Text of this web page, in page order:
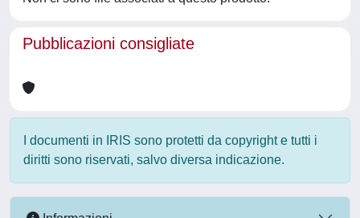
Pubblicazioni consigliate
I documenti in IRIS sono protetti da copyright e tutti i
diritti sono riservati, salvo diversa indicazione.